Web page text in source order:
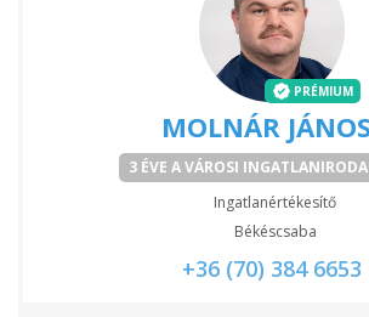
PRÉMIUM
MOLNÁR
3 ÉVE A VÁROSI
Ingatlanértékesítő
Békéscsaba
+36 (70) 384 6653